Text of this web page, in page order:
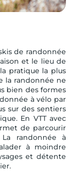
de randonnée
et le lieu de
pratique la plus
la randonnée ne
bien des formes
à vélo par
sur des sentiers
En VTT avec
de parcourir
randonnée à
à moindre
et détente